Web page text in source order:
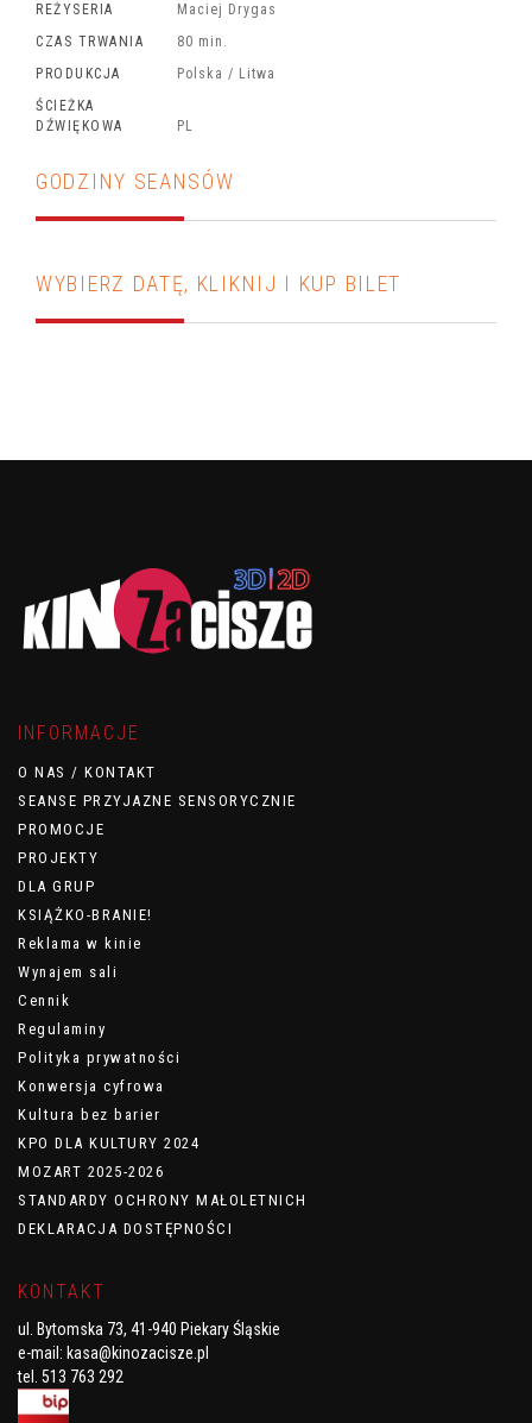
REŻYSERIA
Maciej Drygas
CZAS TRWANIA
80 min.
PRODUKCJA
Polska / Litwa
ŚCIEŻKA
DŹWIĘKOWA
PL
GODZINY SEANSÓW
WYBIERZ DATĘ, KLIKNIJ I KUP BILET
INFORMACJE
O NAS / KONTAKT
SEANSE PRZYJAZNE SENSORYCZNIE
PROMOCJE
PROJEKTY
DLA GRUP
KSIĄŻKO-BRANIE!
Reklama w kinie
Wynajem sali
Cennik
Regulaminy
Polityka prywatności
Konwersja cyfrowa
Kultura bez barier
KPO DLA KULTURY 2024
MOZART 2025-2026
STANDARDY OCHRONY MAŁOLETNICH
DEKLARACJA DOSTĘPNOŚCI
KONTAKT
ul. Bytomska 73, 41-940 Piekary Śląskie
e-mail: kasa@kinozacisze.pl
tel. 513 763 292